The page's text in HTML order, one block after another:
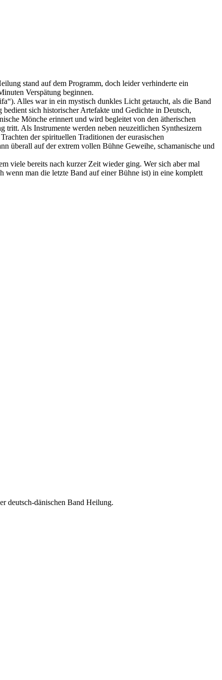
stand auf dem Programm, doch leider verhinderte ein
Verspätung beginnen.
Alles war in ein mystisch dunkles Licht getaucht, als die Band
sich historischer Artefakte und Gedichte in Deutsch,
Mönche erinnert und wird begleitet von den ätherischen
Als Instrumente werden neben neuzeitlichen Synthesizern
der spirituellen Traditionen der eurasischen
überall auf der extrem vollen Bühne Geweihe, schamanische und
viele bereits nach kurzer Zeit wieder ging. Wer sich aber mal
wenn man die letzte Band auf einer Bühne ist) in eine komplett
deutsch-dänischen Band Heilung.